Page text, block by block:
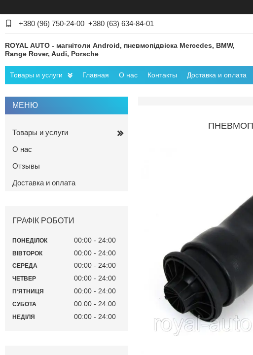
+380 (96) 750-24-00 +380 (63) 634-84-01
ROYAL AUTO - магнітоли Android, пневмопідвіска Mercedes, BMW,
Range Rover, Audi, Porsche
Товары и услуги Главная О нас Контакты Доставка и оплата
Товары и услуги
О нас
Отзывы
Доставка и оплата
ГРАФІК РОБОТИ
ПОНЕДІЛОК 00:00 24:00
ВІВТОРОК 00:00 24:00
СЕРЕДА 00:00 24:00
ЧЕТВЕР 00:00 24:00
ПʼЯТНИЦЯ 00:00 24:00
СУБОТА 00:00 24:00
НЕДІЛЯ 00:00 24:00